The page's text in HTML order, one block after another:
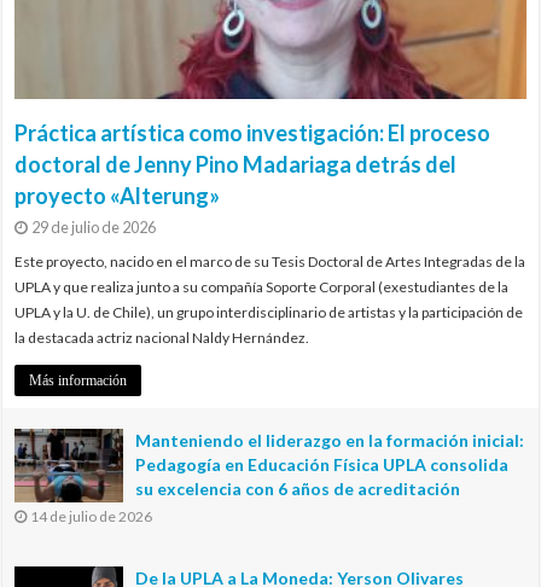
Práctica artística como investigación: El proceso
doctoral de Jenny Pino Madariaga detrás del
proyecto «Alterung»
29 de julio de 2026
Este proyecto, nacido en el marco de su Tesis Doctoral de Artes Integradas de la
UPLA y que realiza junto a su compañía Soporte Corporal (exestudiantes de la
UPLA y la U. de Chile), un grupo interdisciplinario de artistas y la participación de
la destacada actriz nacional Naldy Hernández.
Más información
Manteniendo el liderazgo en la formación inicial:
Pedagogía en Educación Física UPLA consolida
su excelencia con 6 años de acreditación
14 de julio de 2026
De la UPLA a La Moneda: Yerson Olivares